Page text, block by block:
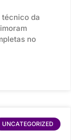
técnico da
no
UNCATEGORIZED